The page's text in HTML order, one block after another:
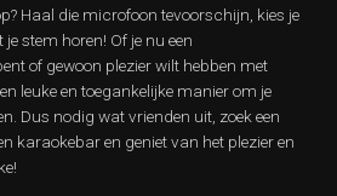
Haal die microfoon tevoorschijn, kies je
stem horen! Of je nu een
of gewoon plezier wilt hebben met
leuke en toegankelijke manier om je
Dus nodig wat vrienden uit, zoek een
karaokebar en geniet van het plezier en